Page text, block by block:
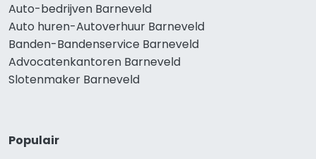
Auto-bedrijven Barneveld
Auto huren-Autoverhuur Barneveld
Banden-Bandenservice Barneveld
Advocatenkantoren Barneveld
Slotenmaker Barneveld
Populair